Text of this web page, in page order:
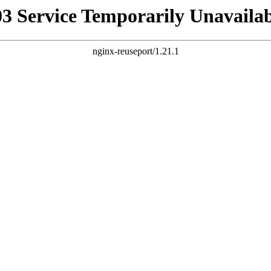
Service Temporarily
nginx-reuseport/1.21.1